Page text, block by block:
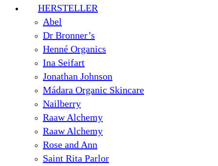
HERSTELLER
Abel
Dr Bronner’s
Henné Organics
Ina Seifart
Jonathan Johnson
Mádara Organic Skincare
Nailberry
Raaw Alchemy
Raaw Alchemy
Rose and Ann
Saint Rita Parlor